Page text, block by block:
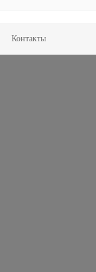
Контакты